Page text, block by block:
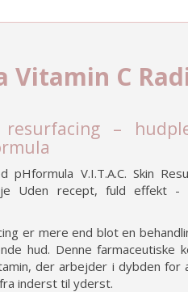
Vitamin C
resurfacing –
pHformula V.I.T.A.C. Skin
Uden recept, fuld effekt -
er mere end blot en
hud. Denne farmaceutiske
der arbejder i dybden for
inderst til yderst.